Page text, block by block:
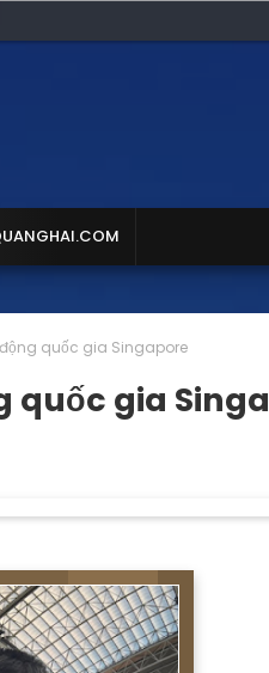
quốc gia Singapore
quốc gia